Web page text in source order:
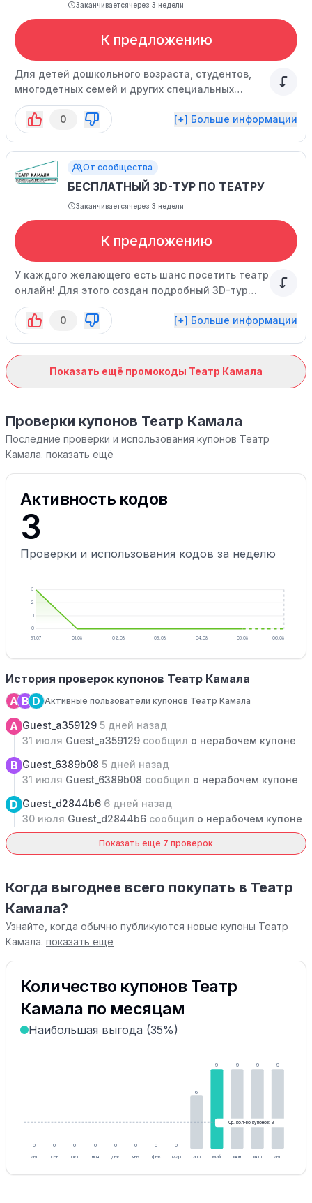
Заканчиваетсячерез 3 недели
К предложению
Для детей дошкольного возраста, студентов,
многодетных семей и других специальных
категорий зрителей доступны специальные
льготные условия при покупке билетов.
Дополнительные сведения можно найти по
ссылке.
0 [+] Больше информации
От сообщества
БЕСПЛАТНЫЙ 3D-ТУР ПО ТЕАТРУ
Заканчиваетсячерез 3 недели
К предложению
У каждого желающего есть шанс посетить театр
онлайн! Для этого создан подробный 3D-тур
компанией.
0
[+] Больше информации
Показать ещё промокоды Театр Камала
Проверки купонов Театр Камала
Последние проверки и использования купонов Театр
Камала. показать ещё
Активность кодов
3
Проверки и использования кодов за неделю
0
1
2
3
31.07 01.08 02.08 03.08 04.08 05.08 06.08
История проверок купонов Театр Камала
A B D Активные пользователи купонов Театр Камала
A Guest_a359129 5 дней назад
31 июля Guest_a359129 сообщил о нерабочем купоне
B Guest_6389b08 5 дней назад
31 июля Guest_6389b08 сообщил о нерабочем купоне
D Guest_d2844b6 6 дней назад
30 июля Guest_d2844b6 сообщил о нерабочем купоне
Показать еще 7 проверок
Когда выгоднее всего покупать в Театр
Камала?
Узнайте, когда обычно публикуются новые купоны Театр
Камала. показать ещё
Количество купонов Театр
Камала по месяцам
Наибольшая выгода (35%)
0
авг
0
сен
0
окт
0
ноя
0
дек
0
янв
0
фев
0
мар
6
апр
9
май
9
июн
9
июл
9
авг
Ср. кол-во купонов: 3